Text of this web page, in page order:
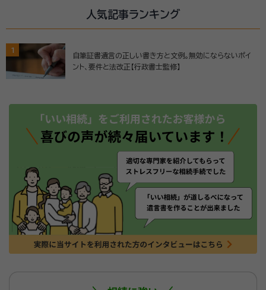
人気記事ランキング
1
自筆証書遺言の正しい書き方と文例。無効にならないポイ
ント、要件と法改正【行政書士監修】